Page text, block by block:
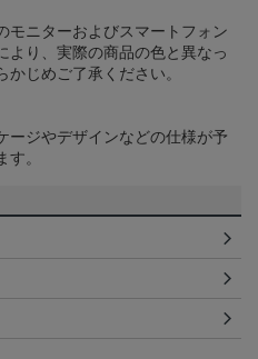
モニターおよびスマートフォン
より、実際の商品の色と異なっ
じめご了承ください。
ージやデザインなどの仕様が予
。